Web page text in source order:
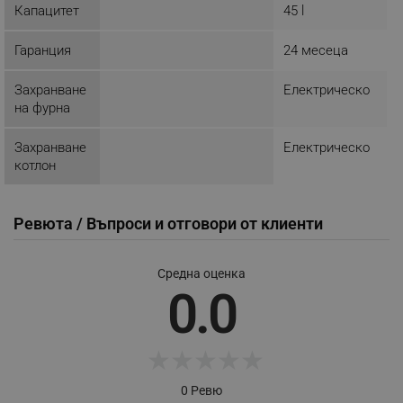
Капацитет 45 l
Гаранция 24 месеца
Захранване
на фурна
Електрическо
Захранване
котлон
Електрическо
Ревюта / Въпроси и отговори от клиенти
Средна оценка
0.0
0 Ревю
.alleop.bg
.alleop.bg
Google Privacy Policy